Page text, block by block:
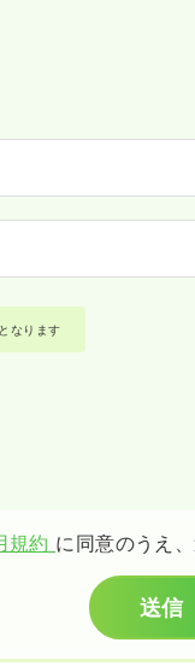
なります
規約 に同意のうえ
送信